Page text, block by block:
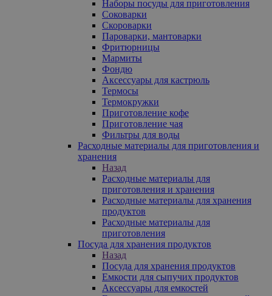
Наборы посуды для приготовления
Соковарки
Скороварки
Пароварки, мантоварки
Фритюрницы
Мармиты
Фондю
Аксессуары для кастрюль
Термосы
Термокружки
Приготовление кофе
Приготовление чая
Фильтры для воды
Расходные материалы для приготовления и
хранения
Назад
Расходные материалы для
приготовления и хранения
Расходные материалы для хранения
продуктов
Расходные материалы для
приготовления
Посуда для хранения продуктов
Назад
Посуда для хранения продуктов
Емкости для сыпучих продуктов
Аксессуары для емкостей